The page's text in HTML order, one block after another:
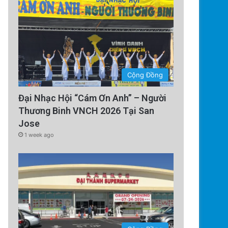
Technology
5 days ago
Gấp Vì Cơn Bão Deepfake
Cộng Đồng
Đại Nhạc Hội “Cám Ơn Anh” – Người
Thương Binh VNCH 2026 Tại San
Jose
1 week ago